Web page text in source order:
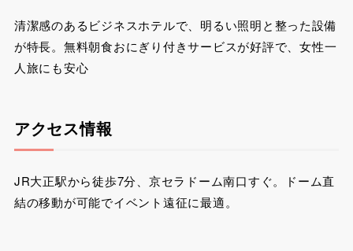
清潔感のあるビジネスホテルで、明るい照明と整った設備
が特長。無料朝食おにぎり付きサービスが好評で、女性一
人旅にも安心
アクセス情報
JR大正駅から徒歩7分、京セラドーム南口すぐ。ドーム直
結の移動が可能でイベント遠征に最適。